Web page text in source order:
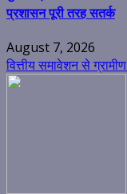
प्रशासन पूरी तरह सतर्क
August 7, 2026
वित्तीय समावेशन से